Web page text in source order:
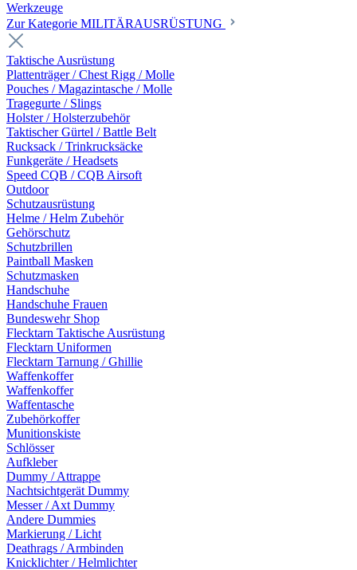
Werkzeuge
Zur Kategorie MILITÄRAUSRÜSTUNG
Taktische Ausrüstung
Plattenträger / Chest Rigg / Molle
Pouches / Magazintasche / Molle
Tragegurte / Slings
Holster / Holsterzubehör
Taktischer Gürtel / Battle Belt
Rucksack / Trinkrucksäcke
Funkgeräte / Headsets
Speed CQB / CQB Airsoft
Outdoor
Schutzausrüstung
Helme / Helm Zubehör
Gehörschutz
Schutzbrillen
Paintball Masken
Schutzmasken
Handschuhe
Handschuhe Frauen
Bundeswehr Shop
Flecktarn Taktische Ausrüstung
Flecktarn Uniformen
Flecktarn Tarnung / Ghillie
Waffenkoffer
Waffenkoffer
Waffentasche
Zubehörkoffer
Munitionskiste
Schlösser
Aufkleber
Dummy / Attrappe
Nachtsichtgerät Dummy
Messer / Axt Dummy
Andere Dummies
Markierung / Licht
Deathrags / Armbinden
Knicklichter / Helmlichter